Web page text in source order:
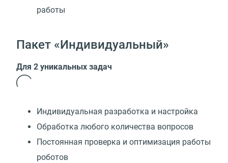
работы
Пакет «Индивидуальный»
Для 2 уникальных задач
Индивидуальная разработка и настройка
Обработка любого количества вопросов
Постоянная проверка и оптимизация работы
роботов